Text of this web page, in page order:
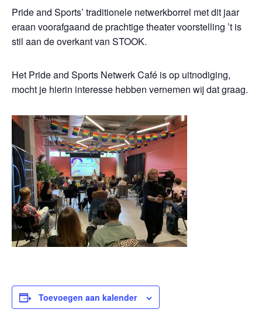
Pride and Sports’ traditionele netwerkborrel met dit jaar
eraan voorafgaand de prachtige theater voorstelling ’t is
stil aan de overkant van STOOK.
Het Pride and Sports Netwerk Café is op uitnodiging,
mocht je hierin interesse hebben vernemen wij dat graag.
Toevoegen aan kalender